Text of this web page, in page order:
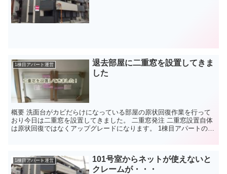
1棟目アパート運営
退去部屋に二重窓を設置してきま
した
概要 洗面台がカビだらけになっている部屋の原状回復作業を行って
おり今日は二重窓を設置してきました。 二重窓発注 二重窓設置自体
は原状回復ではなくアップグレードになります。 1棟目アパートのそ
1棟目アパート運営
101号室からネットが使えないと
クレームが・・・